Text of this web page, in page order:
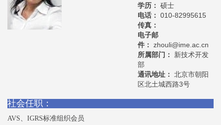
学历： 硕士
电话： 010-82995615
传真：
电子邮
件： zhouli@ime.ac.cn
所属部门：
新技术开发
部
通讯地址： 北京市朝阳
区北土城西路3号
社会任职：
AVS、IGRS标准组织会员